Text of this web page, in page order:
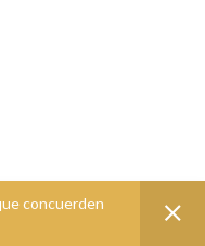
concuerden